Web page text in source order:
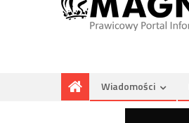
Wiadomości